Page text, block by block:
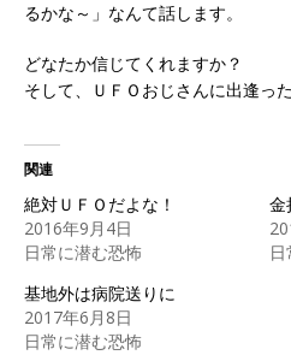
るかな～」なんて話します。
どなたか信じてくれますか？
そして、ＵＦＯおじさんに出逢っ
関連
絶対ＵＦＯだよな！
2016年9月4日
日常に潜む恐怖
金
基地外は病院送りに
2017年6月8日
日常に潜む恐怖